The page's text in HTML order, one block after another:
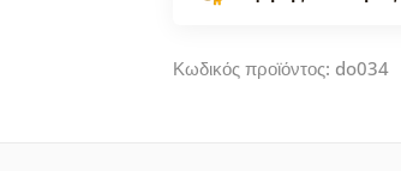
Κωδικός προϊόντος: